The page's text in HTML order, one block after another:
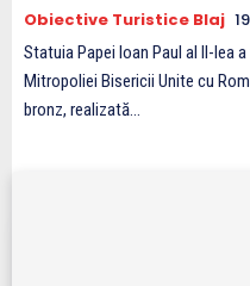
Obiective Turistice Blaj
Statuia Papei Ioan Paul al II-lea
Mitropoliei Bisericii Unite cu
bronz, realizată...